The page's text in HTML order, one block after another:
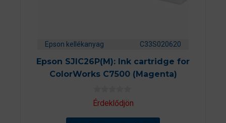
Epson kellékanyag C33S020620
Epson SJIC26P(M): Ink cartridge for
ColorWorks C7500 (Magenta)
0
aÉrdeklődjön